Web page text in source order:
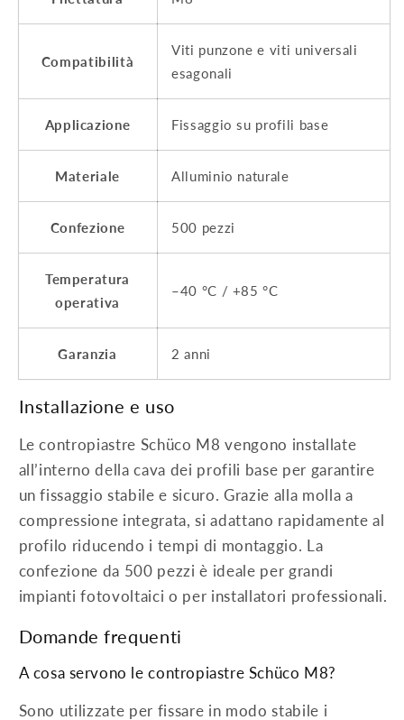
Compatibilità
Viti punzone e viti universali
esagonali
Applicazione Fissaggio su profili base
Materiale Alluminio naturale
Confezione 500 pezzi
Temperatura
operativa
–40 °C / +85 °C
Garanzia 2 anni
Installazione e uso
Le contropiastre Schüco M8 vengono installate
all’interno della cava dei profili base per garantire
un fissaggio stabile e sicuro. Grazie alla molla a
compressione integrata, si adattano rapidamente al
profilo riducendo i tempi di montaggio. La
confezione da 500 pezzi è ideale per grandi
impianti fotovoltaici o per installatori professionali.
Domande frequenti
A cosa servono le contropiastre Schüco M8?
Sono utilizzate per fissare in modo stabile i